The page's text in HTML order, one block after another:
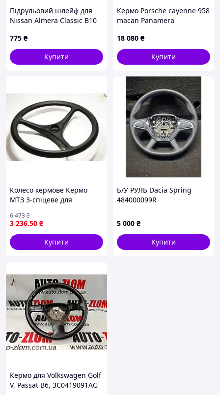
Підрульовий шлейф для
Nissan Almera Classic B10
775 ₴
Купити
Кермо Porsche cayenne 958
macan Panamera
18 080 ₴
Купити
Колесо кермове Кермо
МТЗ 3-спіцеве для
керування й надійність
3 236.50 ₴
6 473₴
Купити
Б/У РУЛЬ Dacia Spring
484000099R
5 000 ₴
Купити
Кермо для Volkswagen Golf
V, Passat B6, 3C0419091AG